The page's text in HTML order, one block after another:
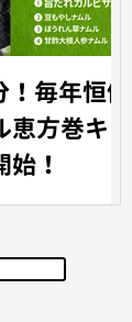
毎年恒例
方巻キン
！